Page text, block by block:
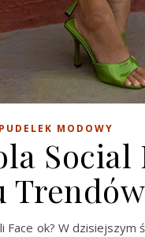
MODOWY
Face ok? W dzisiejszym